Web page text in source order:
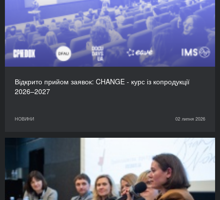
Відкрито прийом заявок: CHANGE - курс із копродукції
2026–2027
НОВИНИ 02 липня 2026